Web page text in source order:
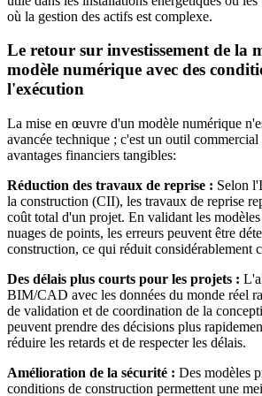
où la gestion des actifs est complexe.
Le retour sur investissement de la
modèle numérique avec des
l'exécution
La mise en œuvre d'un modèle numérique
avancée technique ; c'est un outil
avantages financiers tangibles:
Réduction des travaux de reprise : Selon
la construction (CII), les travaux de reprise
coût total d'un projet. En validant les
nuages de points, les erreurs peuvent être
construction, ce qui réduit considérablement
Des délais plus courts pour les projets :
BIM/CAD avec les données du monde réel
de validation et de coordination de la
peuvent prendre des décisions plus
réduire les retards et de respecter les délais.
Amélioration de la sécurité : Des modèles
conditions de construction permettent une